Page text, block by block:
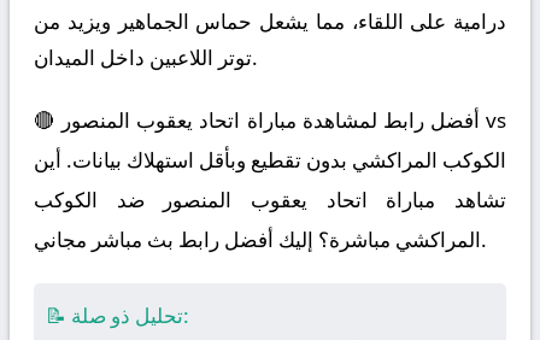
درامية على اللقاء، مما يشعل حماس الجماهير ويزيد من
توتر اللاعبين داخل الميدان.
🔴 أفضل رابط لمشاهدة مباراة اتحاد يعقوب المنصور vs
الكوكب المراكشي بدون تقطيع وبأقل استهلاك بيانات. أين
تشاهد مباراة اتحاد يعقوب المنصور ضد الكوكب
المراكشي مباشرة؟ إليك أفضل رابط بث مباشر مجاني.
📝 تحليل ذو صلة: